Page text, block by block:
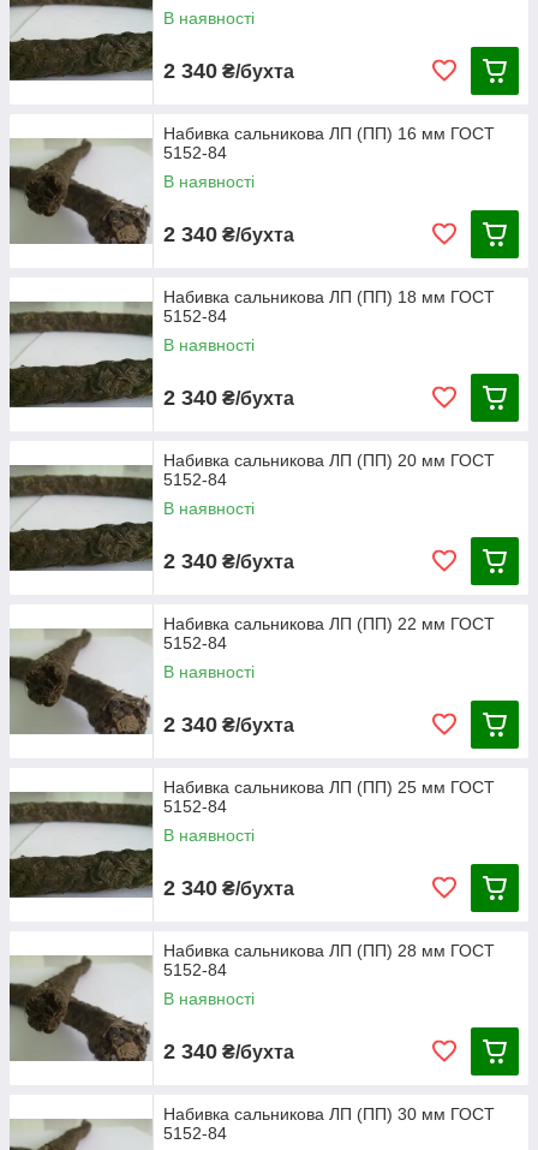
В наявності
2 340 ₴/бухта
Набивка сальникова ЛП (ПП) 16 мм ГОСТ
5152-84
В наявності
2 340 ₴/бухта
Набивка сальникова ЛП (ПП) 18 мм ГОСТ
5152-84
В наявності
2 340 ₴/бухта
Набивка сальникова ЛП (ПП) 20 мм ГОСТ
5152-84
В наявності
2 340 ₴/бухта
Набивка сальникова ЛП (ПП) 22 мм ГОСТ
5152-84
В наявності
2 340 ₴/бухта
Набивка сальникова ЛП (ПП) 25 мм ГОСТ
5152-84
В наявності
2 340 ₴/бухта
Набивка сальникова ЛП (ПП) 28 мм ГОСТ
5152-84
В наявності
2 340 ₴/бухта
Набивка сальникова ЛП (ПП) 30 мм ГОСТ
5152-84